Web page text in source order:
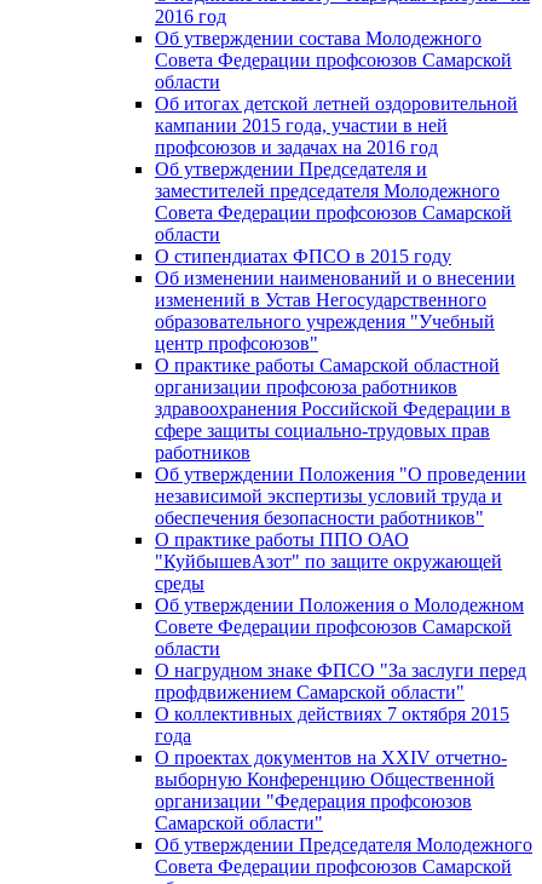
2016 год
Об утверждении состава Молодежного
Совета Федерации профсоюзов Самарской
области
Об итогах детской летней оздоровительной
кампании 2015 года, участии в ней
профсоюзов и задачах на 2016 год
Об утверждении Председателя и
заместителей председателя Молодежного
Совета Федерации профсоюзов Самарской
области
О стипендиатах ФПСО в 2015 году
Об изменении наименований и о внесении
изменений в Устав Негосударственного
образовательного учреждения "Учебный
центр профсоюзов"
О практике работы Самарской областной
организации профсоюза работников
здравоохранения Российской Федерации в
сфере защиты социально-трудовых прав
работников
Об утверждении Положения "О проведении
независимой экспертизы условий труда и
обеспечения безопасности работников"
О практике работы ППО ОАО
"КуйбышевАзот" по защите окружающей
среды
Об утверждении Положения о Молодежном
Совете Федерации профсоюзов Самарской
области
О нагрудном знаке ФПСО "За заслуги перед
профдвижением Самарской области"
О коллективных действиях 7 октября 2015
года
О проектах документов на XXIV отчетно-
выборную Конференцию Общественной
организации "Федерация профсоюзов
Самарской области"
Об утверждении Председателя Молодежного
Совета Федерации профсоюзов Самарской